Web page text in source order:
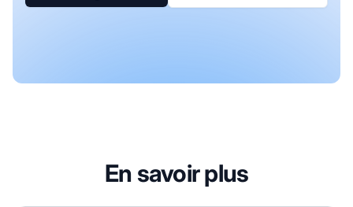
En savoir plus